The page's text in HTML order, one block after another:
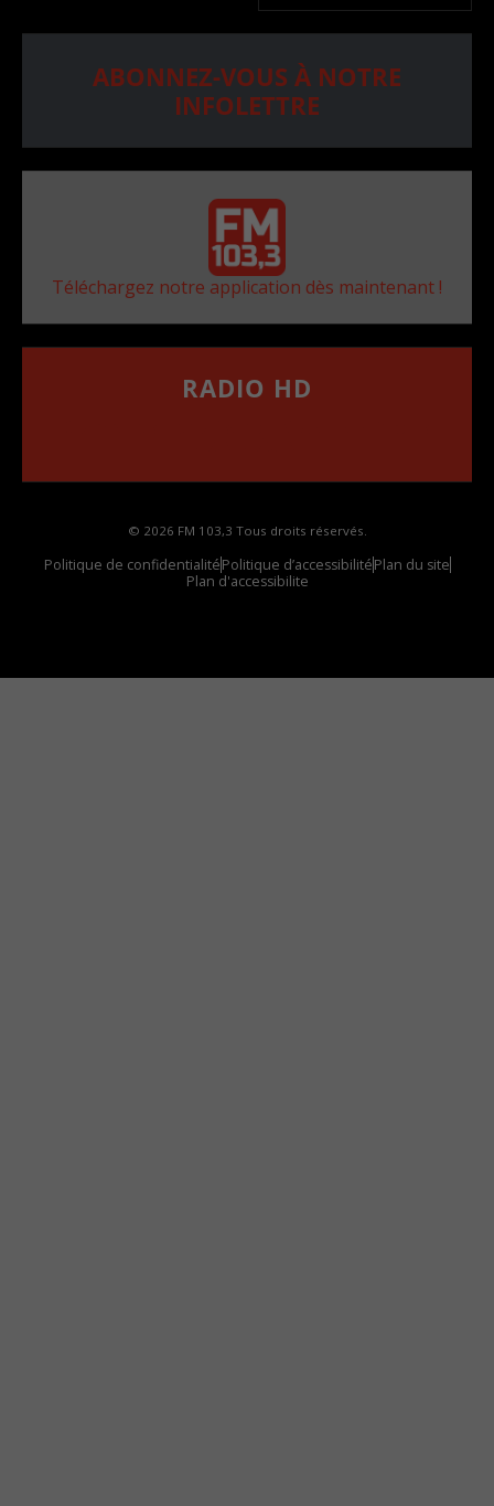
ABONNEZ-VOUS À NOTRE
INFOLETTRE
Téléchargez notre application dès maintenant !
RADIO HD
© 2026 FM 103,3 Tous droits réservés.
Politique de confidentialitéPolitique d’accessibilitéPlan du site
Plan d'accessibilite